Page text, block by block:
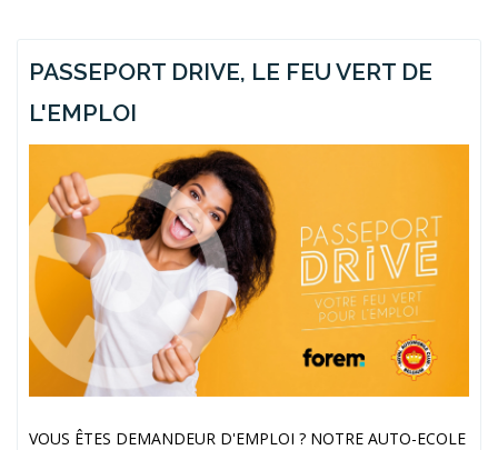
PASSEPORT DRIVE, LE FEU VERT DE
L'EMPLOI
VOUS ÊTES DEMANDEUR D'EMPLOI ? NOTRE AUTO-ECOLE